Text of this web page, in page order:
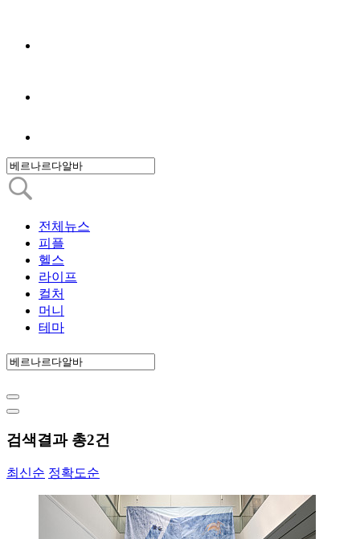
전체뉴스
피플
헬스
라이프
컬처
머니
테마
검색결과 총2건
최신순 정확도순